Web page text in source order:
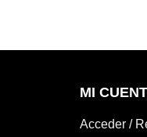
MI
Acceder /